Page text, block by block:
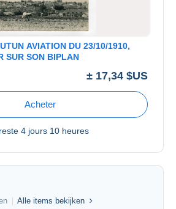
AVIATION DU 23/10/1910,
SUR SON BIPLAN
± 17,34 $US
Acheter
4 jours 10 heures
Alle items bekijken